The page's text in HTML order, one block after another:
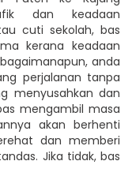
dan keadaan
cuti sekolah, bas
kerana keadaan
anda
perjalanan tanpa
menyusahkan dan
mengambil masa
akan berhenti
dan memberi
Jika tidak, bas